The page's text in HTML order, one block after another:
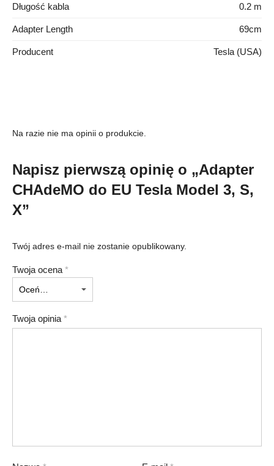
Długość kabla 0.2 m
Adapter Length 69cm
Producent Tesla (USA)
Na razie nie ma opinii o produkcie.
Napisz pierwszą opinię o „Adapter
CHAdeMO do EU Tesla Model 3, S,
X”
Twój adres e-mail nie zostanie opublikowany.
Twoja ocena *
Twoja opinia *